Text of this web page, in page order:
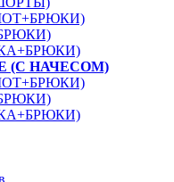
НАЧЕСОМ)